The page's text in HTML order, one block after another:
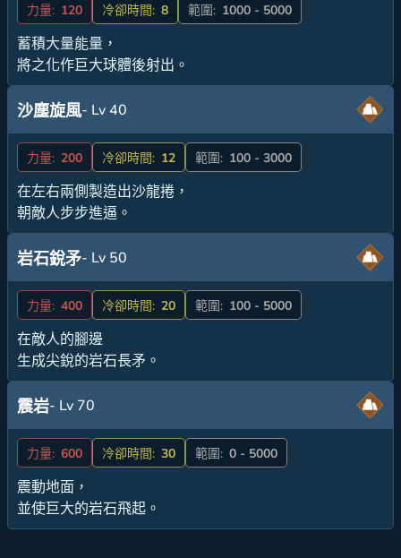
力量: 120 冷卻時間: 8 範圍: 1000 - 5000
蓄積大量能量，
將之化作巨大球體後射出。
沙塵旋風- Lv 40
力量: 200 冷卻時間: 12 範圍: 100 - 3000
在左右兩側製造出沙龍捲，
朝敵人步步進逼。
岩石銳矛- Lv 50
力量: 400 冷卻時間: 20 範圍: 100 - 5000
在敵人的腳邊
生成尖銳的岩石長矛。
震岩- Lv 70
力量: 600 冷卻時間: 30 範圍: 0 - 5000
震動地面，
並使巨大的岩石飛起。